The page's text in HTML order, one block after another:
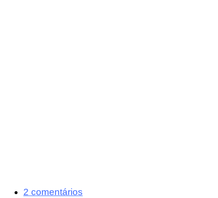
2 comentários